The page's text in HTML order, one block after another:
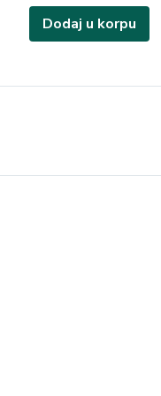
Dodaj u korpu